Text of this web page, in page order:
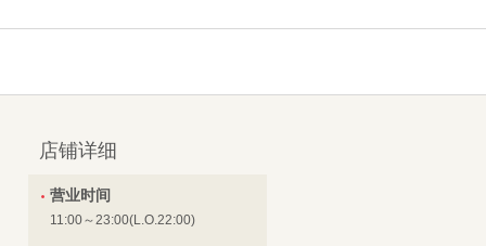
店铺详细
营业时间
11:00～23:00(L.O.22:00)